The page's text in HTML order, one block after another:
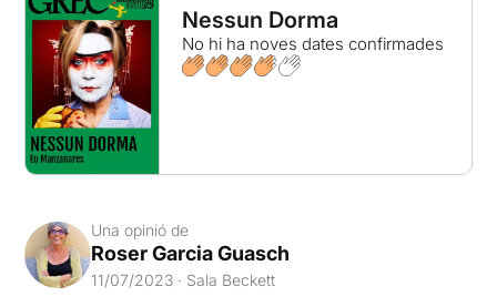
Nessun Dorma
No hi ha noves dates confirmades
Una opinió de
Roser Garcia Guasch
11/07/2023 · Sala Beckett